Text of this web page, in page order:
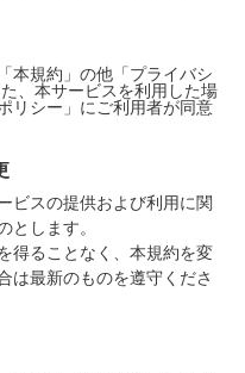
本規約」の他「プライバシ
、本サービスを利用した場
リシー」にご利用者が同意
ビスの提供および利用に関
とします。
得ることなく、本規約を変
は最新のものを遵守くださ